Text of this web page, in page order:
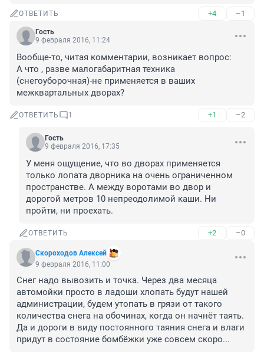
ОТВЕТИТЬ +4 –1
Гость
9 февраля 2016, 11:24
Вообще-то, читая комментарии, возникает вопрос:
А что , разве малогабаритная техника
(снегоуборочная)-не применяется в ваших
межквартальных дворах?
ОТВЕТИТЬ 1 +1 –2
Гость
9 февраля 2016, 17:35
У меня ощущение, что во дворах применяется
только лопата дворника на очень ограниченном
пространстве. А между воротами во двор и
дорогой метров 10 непреодолимой каши. Ни
пройти, ни проехать.
ОТВЕТИТЬ +2 –0
Скороходов Алексей
9 февраля 2016, 11:00
Снег надо вывозить и точка. Через два месяца
автомойки просто в ладоши хлопать будут нашей
администрации, будем утопать в грязи от такого
количества снега на обочинах, когда он начнёт таять.
Да и дороги в виду постоянного таяния снега и влаги
придут в состояние бомбёжки уже совсем скоро...